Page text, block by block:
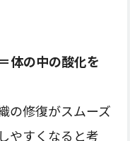
体の中の酸化を
の修復がスムーズ
やすくなると考